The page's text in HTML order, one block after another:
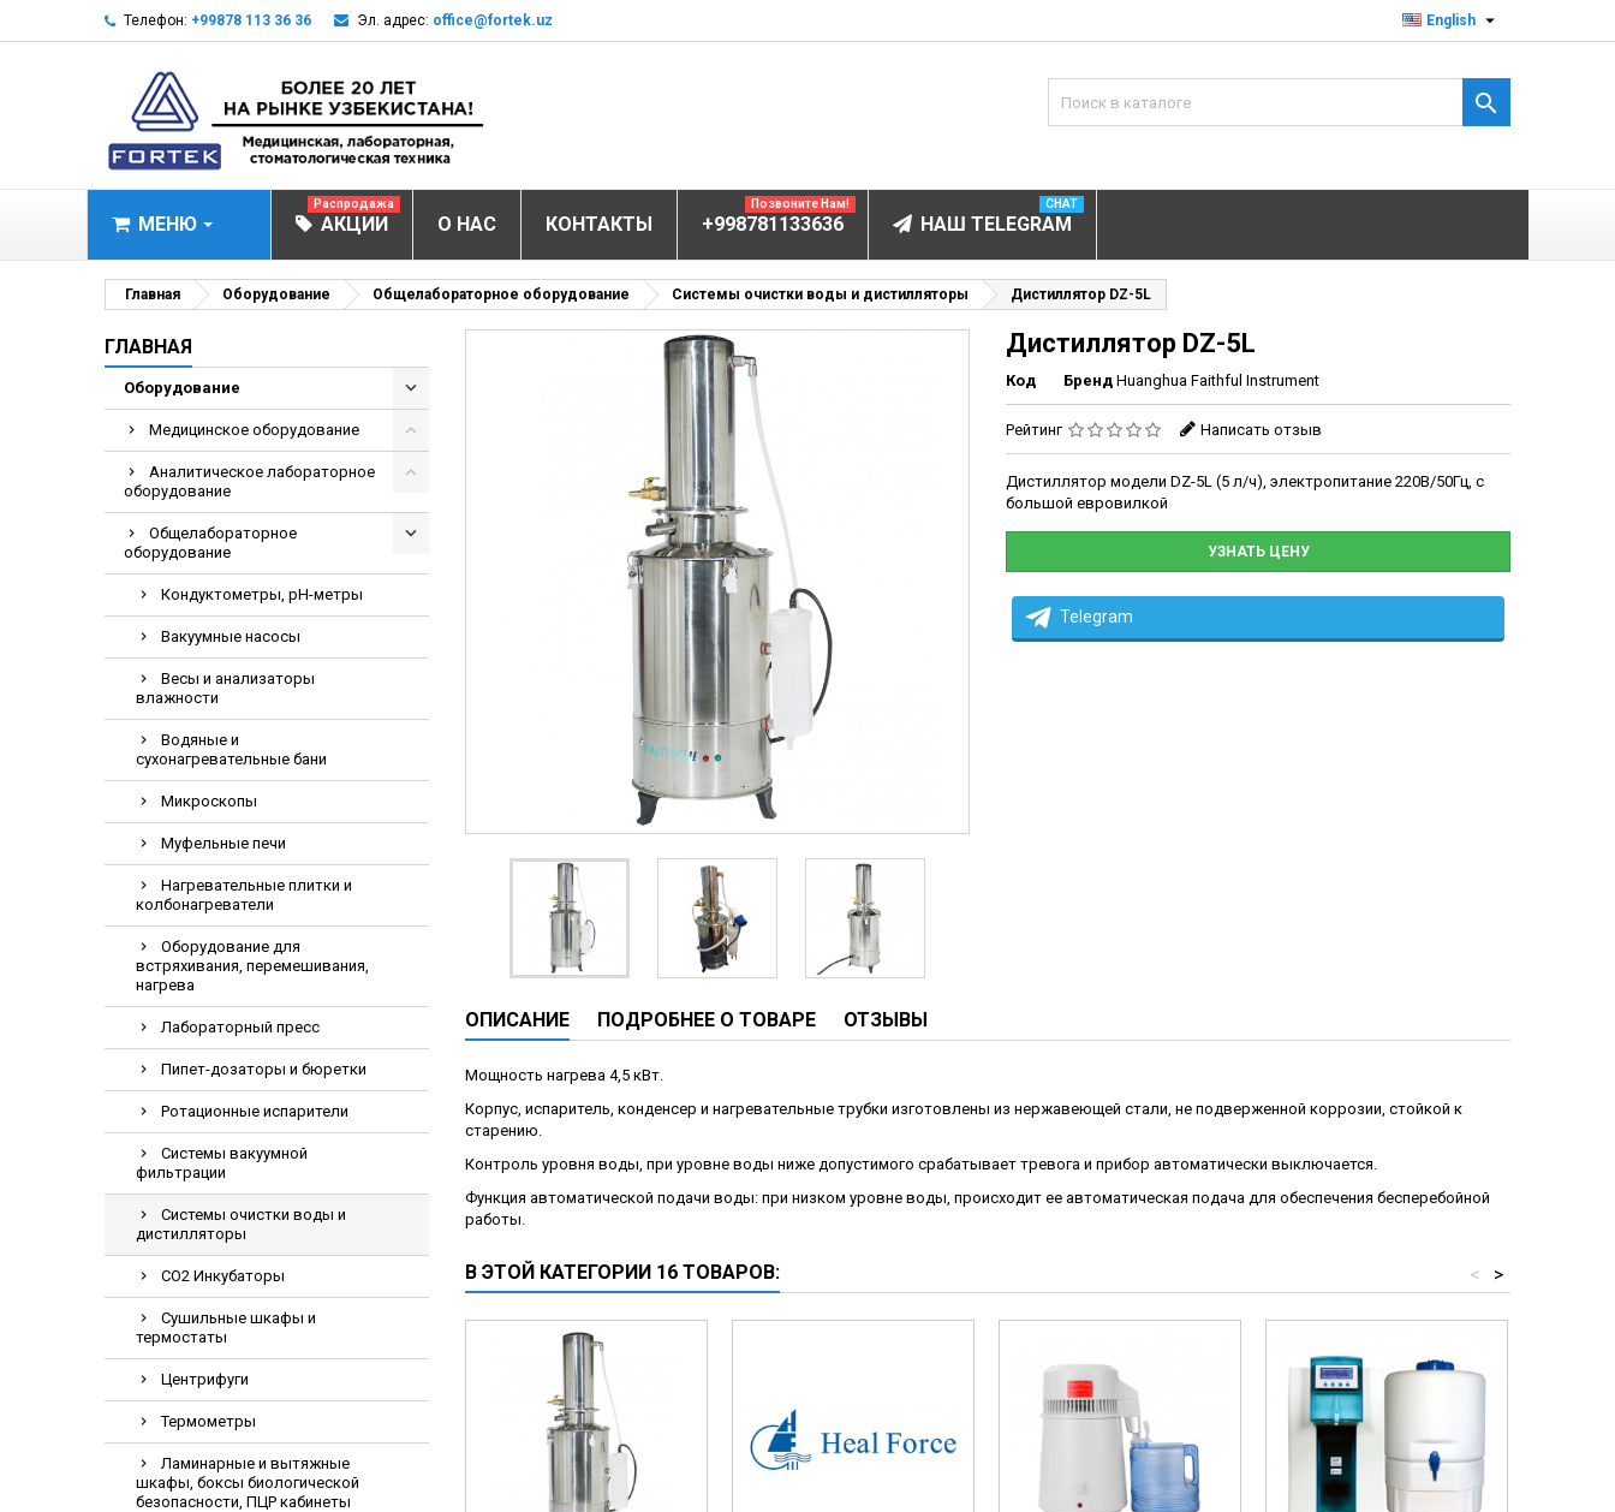
Телефон: +99878 113 36 36 Эл. адрес: office@fortek.uz English 

МЕНЮ
МЕДИЦИНСКОЕ ОБОРУДОВАНИЕ
Анализатор иммунофлюоресцентный
Анализаторы иммунохемилюминесцентные (ИХЛА)
Анализаторы мочи
Видеокольпоскопы
Видеоэндоскопические системы
Гематологические анализаторы
Инкубаторы для новорожденных
Рентгеновские аппараты
Тракционные кровати
Электрокардиографы
Электрохирургические коагуляторы
Экстракторы
АКЦИИ
Распродажа
О НАС КОНТАКТЫ +998781133636
Позвоните Нам!
НАШ TELEGRAM
CHAT
Главная Оборудование Общелабораторное оборудование Системы очистки воды и дистилляторы Дистиллятор DZ-5L
ГЛАВНАЯ
Оборудование
Медицинское оборудование
Аналитическое лабораторное
оборудование
Общелабораторное
оборудование
Кондуктометры, pH-метры
Вакуумные насосы
Весы и анализаторы
влажности
Водяные и
сухонагревательные бани
Микроскопы
Муфельные печи
Нагревательные плитки и
колбонагреватели
Оборудование для
встряхивания, перемешивания,
нагрева
Лабораторный пресс
Пипет-дозаторы и бюретки
Ротационные испарители
Системы вакуумной
фильтрации
Системы очистки воды и
дистилляторы
CO2 Инкубаторы
Сушильные шкафы и
термостаты
Центрифуги
Термометры
Ламинарные и вытяжные
шкафы, боксы биологической
безопасности, ПЦР кабинеты
Дистиллятор DZ-5L
Код Бренд Huanghua Faithful Instrument
Рейтинг Написать отзыв
Дистиллятор модели DZ-5L (5 л/ч), электропитание 220В/50Гц, с
большой евровилкой
УЗНАТЬ ЦЕНУ
Telegram
ОПИСАНИЕ ПОДРОБНЕЕ О ТОВАРЕ ОТЗЫВЫ
Мощность нагрева 4,5 кВт.
Корпус, испаритель, конденсер и нагревательные трубки изготовлены из нержавеющей стали, не подверженной коррозии, стойкой к
старению.
Контроль уровня воды, при уровне воды ниже допустимого срабатывает тревога и прибор автоматически выключается.
Функция автоматической подачи воды: при низком уровне воды, происходит ее автоматическая подача для обеспечения бесперебойной
работы.
В ЭТОЙ КАТЕГОРИИ 16 ТОВАРОВ: >
<